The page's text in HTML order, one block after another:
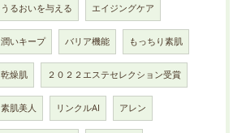
うるおいを与える エイジングケア
潤いキープ バリア機能 もっちり素肌
乾燥肌 ２０２２エステセレクション受賞
素肌美人 リンクルAI アレン